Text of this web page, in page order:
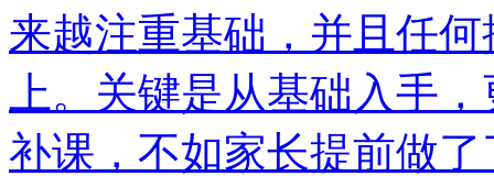
来越注重基础，并且任
上。关键是从基础入手
补课，不如家长提前做